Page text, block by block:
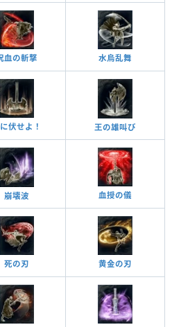
血の斬撃 水烏乱舞
伏せよ！ 王の雄叫び
崩壊波 血授の儀
死の刃 黄金の刃